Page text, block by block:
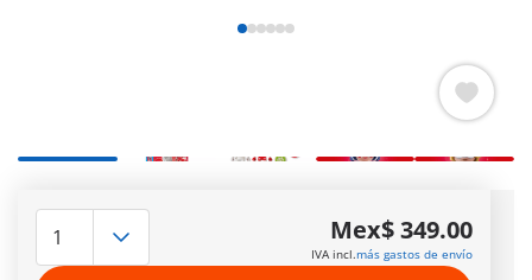
3 a 5 días hábiles!
en pedidos a partir de$399 MXN
Mex$ 349.00
IVA incl.más gastos de envío